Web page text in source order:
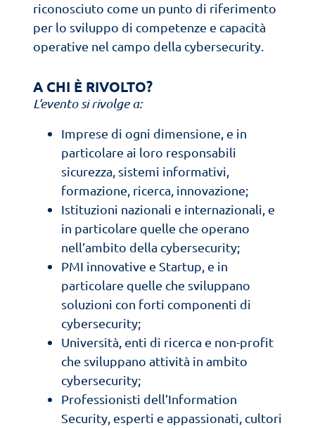
riconosciuto come un punto di riferimento
per lo sviluppo di competenze e capacità
operative nel campo della cybersecurity.
A CHI È RIVOLTO?
L’evento si rivolge a:
Imprese di ogni dimensione, e in
particolare ai loro responsabili
sicurezza, sistemi informativi,
formazione, ricerca, innovazione;
Istituzioni nazionali e internazionali, e
in particolare quelle che operano
nell’ambito della cybersecurity;
PMI innovative e Startup, e in
particolare quelle che sviluppano
soluzioni con forti componenti di
cybersecurity;
Università, enti di ricerca e non-profit
che sviluppano attività in ambito
cybersecurity;
Professionisti dell’Information
Security, esperti e appassionati, cultori